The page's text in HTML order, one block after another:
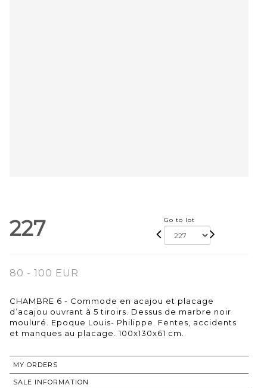
227 Go to lot
80 - 100 EUR
CHAMBRE 6 - Commode en acajou et placage
d’acajou ouvrant à 5 tiroirs. Dessus de marbre noir
mouluré. Epoque Louis- Philippe. Fentes, accidents
et manques au placage. 100x130x61 cm.
MY ORDERS
SALE INFORMATION